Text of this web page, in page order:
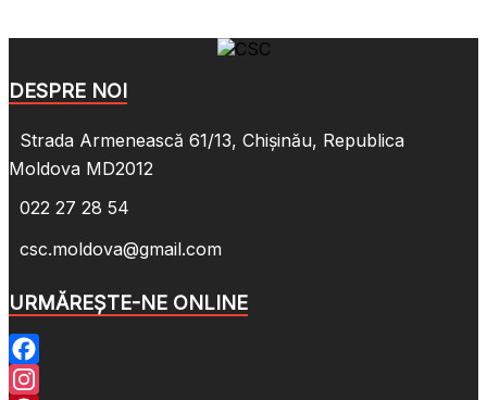
DESPRE NOI
Strada Armenească 61/13, Chișinău, Republica
Moldova MD2012
022 27 28 54
csc.moldova@gmail.com
URMĂREȘTE-NE ONLINE
Facebook